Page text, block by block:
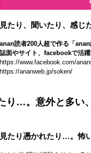
見たり、聞いたり、感じ
anan読者200人超で作る「
誌面やサイト、facebookで活躍
https://www.facebook.com/
https://ananweb.jp/soken/
り…。意外と多い
見たり憑かれたり…。怖